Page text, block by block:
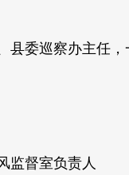
县委巡察办主任
监督室负责人